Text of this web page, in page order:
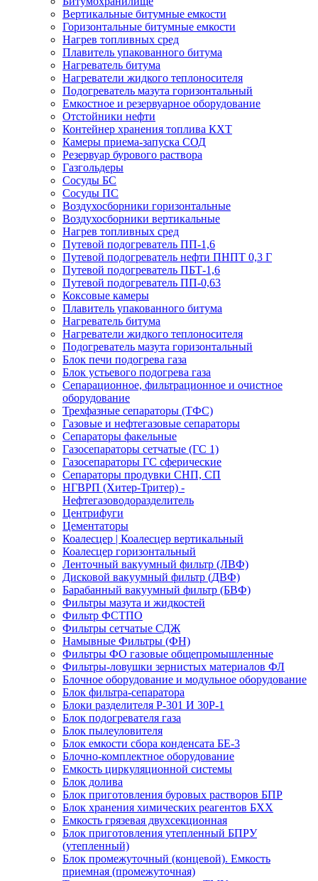
Вертикальные битумные емкости
Горизонтальные битумные емкости
Нагрев топливных сред
Плавитель упакованного битума
Нагреватель битума
Нагреватели жидкого теплоносителя
Подогреватель мазута горизонтальный
Емкостное и резервуарное оборудование
Отстойники нефти
Контейнер хранения топлива КХТ
Камеры приема-запуска СОД
Резервуар бурового раствора
Газгольдеры
Сосуды БС
Сосуды ПС
Воздухосборники горизонтальные
Воздухосборники вертикальные
Нагрев топливных сред
Путевой подогреватель ПП-1,6
Путевой подогреватель нефти ПНПТ 0,3 Г
Путевой подогреватель ПБТ-1,6
Путевой подогреватель ПП-0,63
Коксовые камеры
Плавитель упакованного битума
Нагреватель битума
Нагреватели жидкого теплоносителя
Подогреватель мазута горизонтальный
Блок печи подогрева газа
Блок устьевого подогрева газа
Сепарационное, фильтрационное и очистное
оборудование
Трехфазные сепараторы (ТФС)
Газовые и нефтегазовые сепараторы
Сепараторы факельные
Газосепараторы сетчатые (ГС 1)
Газосепараторы ГС сферические
Сепараторы продувки СНП, СП
НГВРП (Хитер-Тритер) -
Нефтегазоводоразделитель
Центрифуги
Цементаторы
Коалесцер | Коалесцер вертикальный
Коалесцер горизонтальный
Ленточный вакуумный фильтр (ЛВФ)
Дисковой вакуумный фильтр (ДВФ)
Барабанный вакуумный фильтр (БВФ)
Фильтры мазута и жидкостей
Фильтр ФСТПО
Фильтры сетчатые СДЖ
Намывные Фильтры (ФН)
Фильтры ФО газовые общепромышленные
Фильтры-ловушки зернистых материалов ФЛ
Блочное оборудование и модульное оборудование
Блок фильтра-сепаратора
Блоки разделителя Р-301 И 30Р-1
Блок подогревателя газа
Блок пылеуловителя
Блок емкости сбора конденсата БЕ-3
Блочно-комплектное оборудование
Емкость циркуляционной системы
Блок долива
Блок приготовления буровых растворов БПР
Блок хранения химических реагентов БХХ
Емкость грязевая двухсекционная
Блок приготовления утепленный БПРУ
(утепленный)
Блок промежуточный (концевой). Емкость
приемная (промежуточная)